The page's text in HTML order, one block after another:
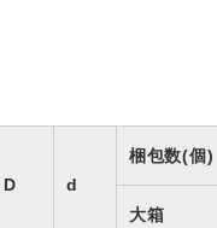
D d
梱包数(個)
大箱